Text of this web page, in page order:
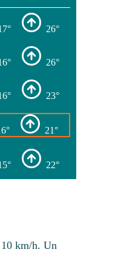
26°
26°
23°
21°
22°
10 km/h. Un